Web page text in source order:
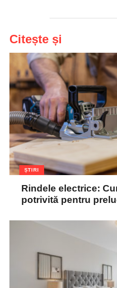
Citește și
ȘTIRI
Rindele electrice:
potrivită pentru